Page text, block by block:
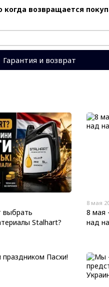
когда возвращается
Гарантия и возврат
выбрать
Stalhart?
8 мая
8 мая
над